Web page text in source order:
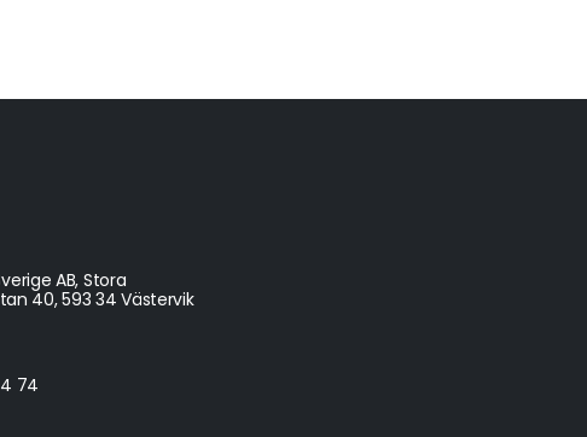
AB, Stora
40, 593 34 Västervik
74